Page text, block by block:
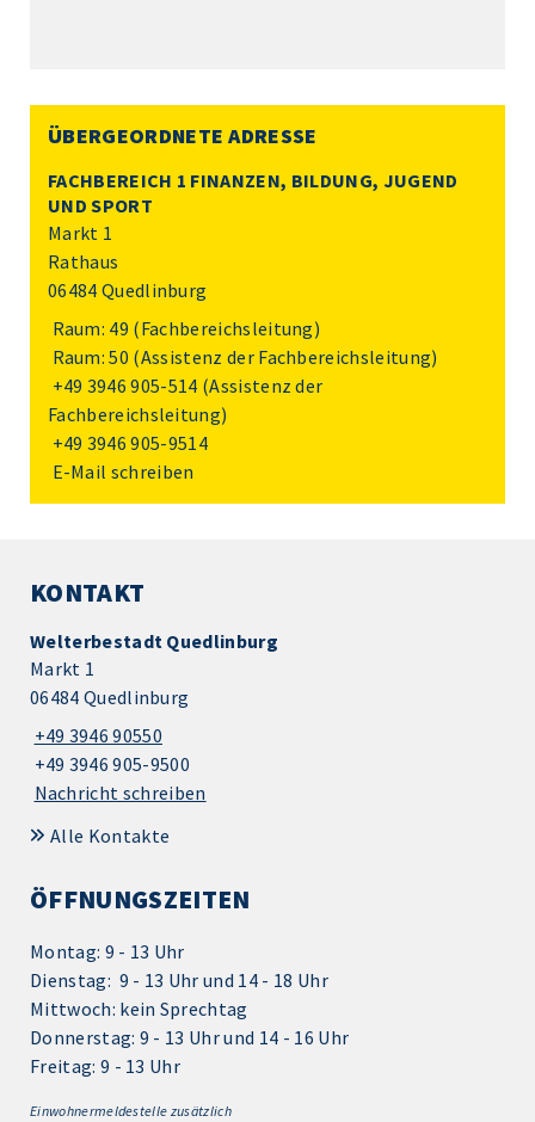
ÜBERGEORDNETE ADRESSE
FACHBEREICH 1 FINANZEN, BILDUNG, JUGEND
UND SPORT
Markt 1
Rathaus
06484 Quedlinburg
Raum: 49 (Fachbereichsleitung)
Raum: 50 (Assistenz der Fachbereichsleitung)
+49 3946 905-514 (Assistenz der
Fachbereichsleitung)
+49 3946 905-9514
E-Mail schreiben
KONTAKT
Welterbestadt Quedlinburg
Markt 1
06484 Quedlinburg
+49 3946 90550
+49 3946 905-9500
Nachricht schreiben
Alle Kontakte
ÖFFNUNGSZEITEN
Montag: 9 - 13 Uhr
Dienstag: 9 - 13 Uhr und 14 - 18 Uhr
Mittwoch: kein Sprechtag
Donnerstag: 9 - 13 Uhr und 14 - 16 Uhr
Freitag: 9 - 13 Uhr
Einwohnermeldestelle zusätzlich